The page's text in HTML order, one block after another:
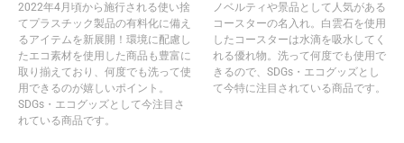
2022年4月頃から施行される使い捨
てプラスチック製品の有料化に備え
るアイテムを新展開！環境に配慮し
たエコ素材を使用した商品も豊富に
取り揃えており、何度でも洗って使
用できるのが嬉しいポイント。
SDGs・エコグッズとして今注目さ
れている商品です。
ノベルティや景品として人気がある
コースターの名入れ。白雲石を使用
したコースターは水滴を吸水してく
れる優れ物。洗って何度でも使用で
きるので、SDGs・エコグッズとし
て今特に注目されている商品です。